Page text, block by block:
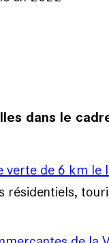
dans le
verte de 6 km le